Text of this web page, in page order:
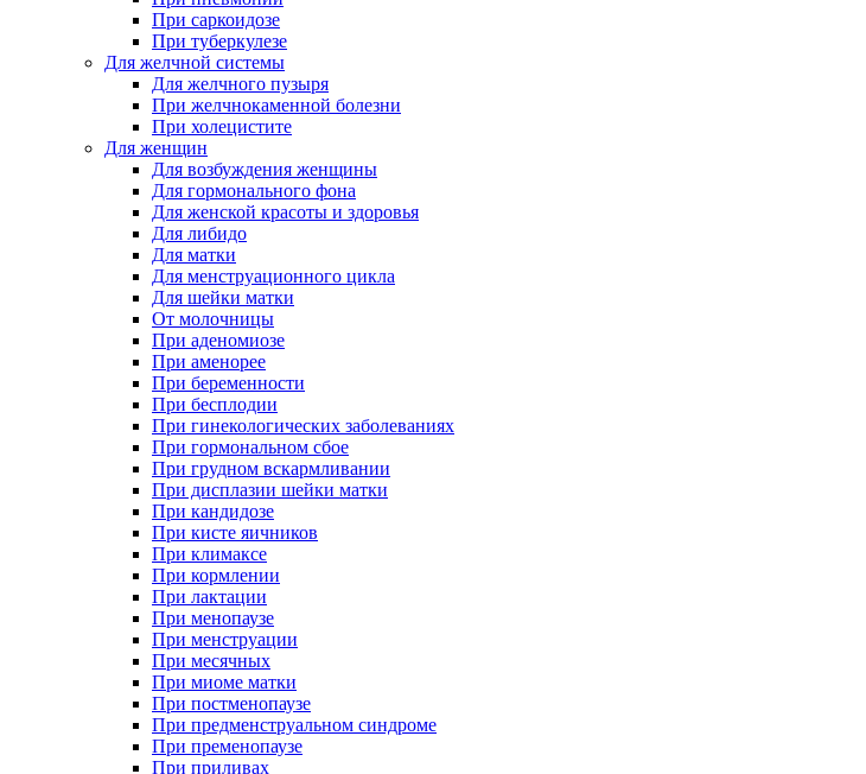
При саркоидозе
При туберкулезе
Для желчной системы
Для желчного пузыря
При желчнокаменной болезни
При холецистите
Для женщин
Для возбуждения женщины
Для гормонального фона
Для женской красоты и здоровья
Для либидо
Для матки
Для менструационного цикла
Для шейки матки
От молочницы
При аденомиозе
При аменорее
При беременности
При бесплодии
При гинекологических заболеваниях
При гормональном сбое
При грудном вскармливании
При дисплазии шейки матки
При кандидозе
При кисте яичников
При климаксе
При кормлении
При лактации
При менопаузе
При менструации
При месячных
При миоме матки
При постменопаузе
При предменструальном синдроме
При пременопаузе
При приливах